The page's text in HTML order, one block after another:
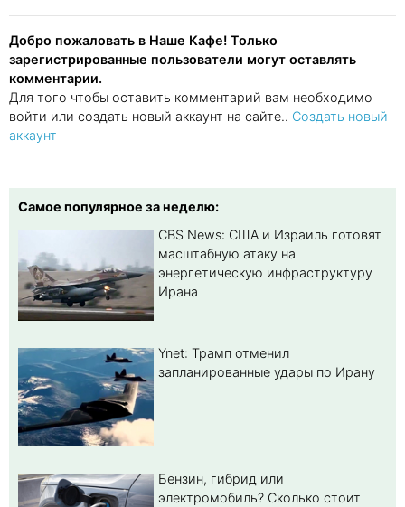
Добро пожаловать в Наше Кафе! Только
зарегистрированные пользователи могут оставлять
комментарии.
Для того чтобы оставить комментарий вам необходимо
войти или создать новый аккаунт на сайте.. Создать новый
аккаунт
Самое популярное за неделю:
CBS News: США и Израиль готовят
масштабную атаку на
энергетическую инфраструктуру
Ирана
Ynet: Трамп отменил
запланированные удары по Ирану
Бензин, гибрид или
электромобиль? Cколько стоит